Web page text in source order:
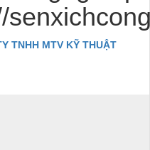
TNHH MTV KỸ THUẬT